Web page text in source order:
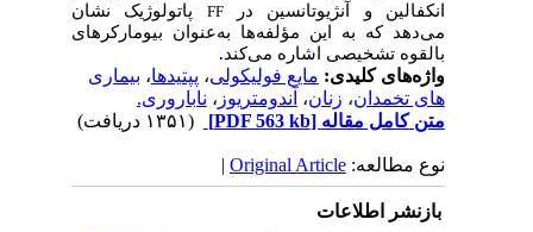
انکفالین و آنژیوتانسین در
FF
پاتولوژیک نشان
می‌دهد که به این مؤلفه‌ها به‌عنوان بیومارکرهای
بالقوه تشخیصی اشاره می‌کند.
واژه‌های کلیدی:مایع فولیکولی،پپتیدها،بیماری
های تخمدان ،زنان،آندومتریوز، ناباروری.
متن کامل مقاله[PDF 563 kb]
نوع مطالعه:Original Article
|
بازنشر اطلاعات